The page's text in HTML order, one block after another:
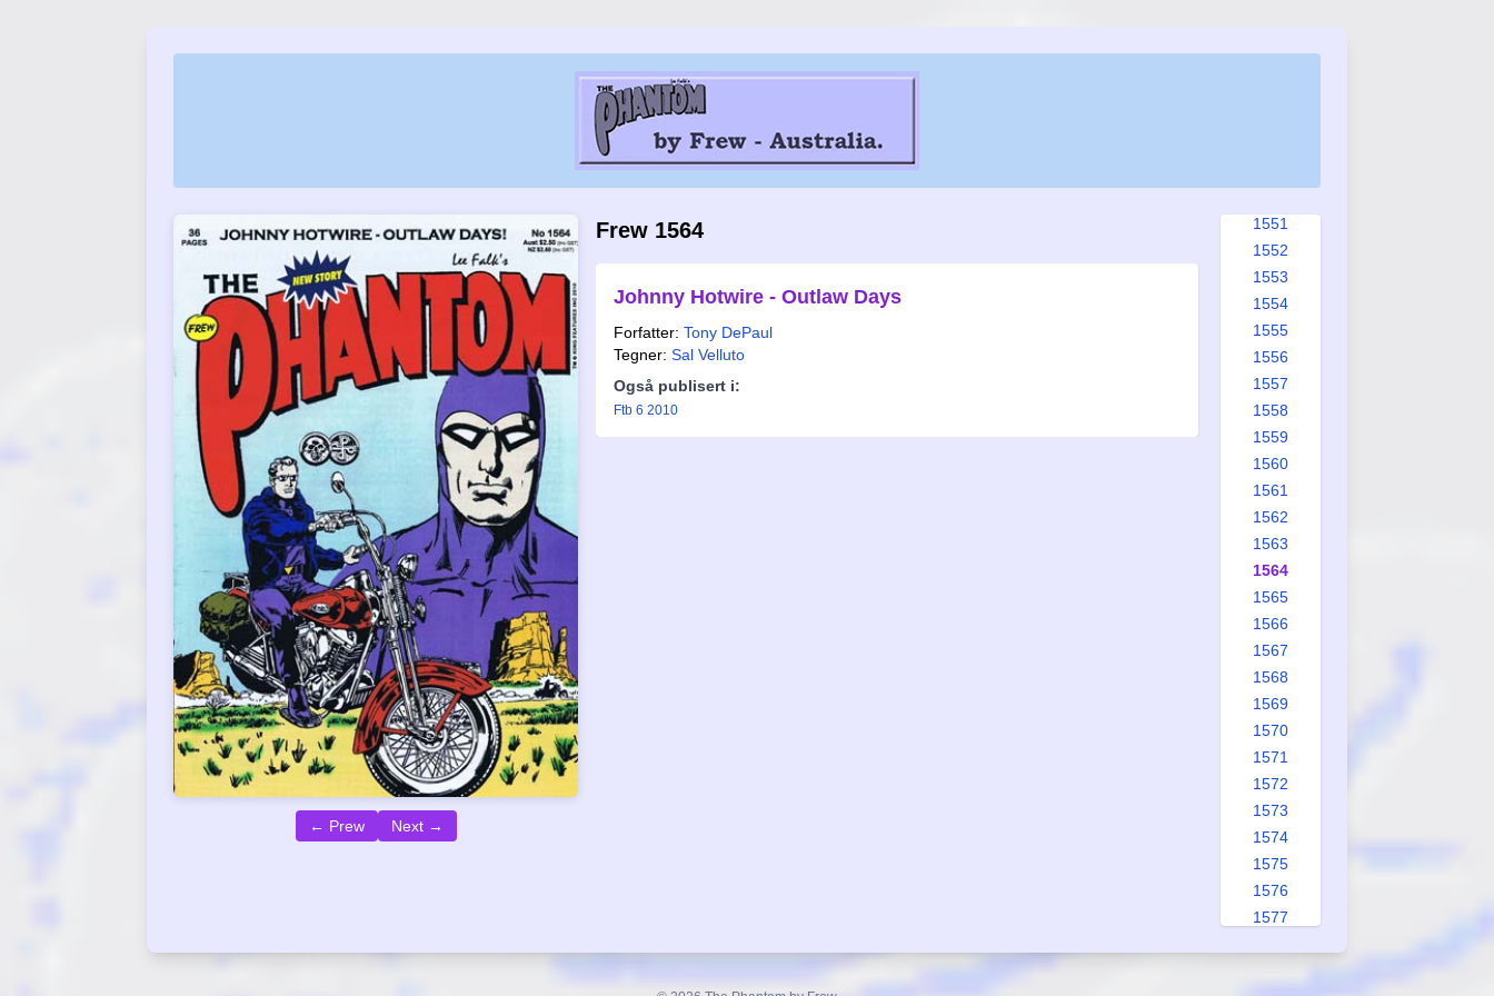
← Prew Next →
Frew 1564
Johnny Hotwire - Outlaw Days
Forfatter: Tony DePaul
Tegner: Sal Velluto
Også publisert i:
Ftb 6 2010
1551
1552
1553
1554
1555
1556
1557
1558
1559
1560
1561
1562
1563
1564
1565
1566
1567
1568
1569
1570
1571
1572
1573
1574
1575
1576
1577